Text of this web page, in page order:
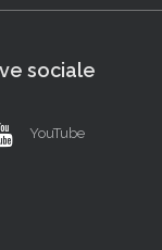
sociale
YouTube